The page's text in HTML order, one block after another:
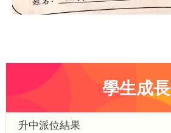
學生成長
升中派位結果